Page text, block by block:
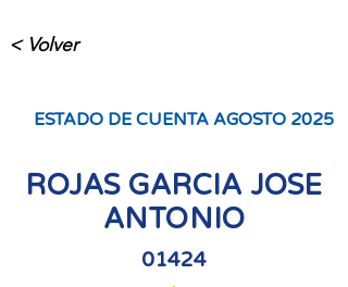
< Volver
ESTADO DE CUENTA AGOSTO 2025
ROJAS GARCIA JOSE
ANTONIO
01424